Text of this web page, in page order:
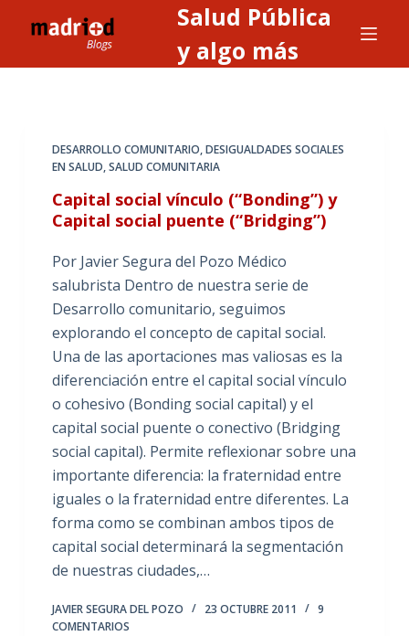
l
Salud Pública
y algo más
DESARROLLO COMUNITARIO,DESIGUALDADES SOCIALES
EN SALUD,SALUD COMUNITARIA
Capital social vínculo (“Bonding”) y
Capital social puente (“Bridging”)
Por Javier Segura del Pozo Médico
salubrista Dentro de nuestra serie de
Desarrollo comunitario, seguimos
explorando el concepto de capital social.
Una de las aportaciones mas valiosas es la
diferenciación entre el capital social vínculo
o cohesivo (Bonding social capital) y el
capital social puente o conectivo (Bridging
social capital). Permite reflexionar sobre una
importante diferencia: la fraternidad entre
iguales o la fraternidad entre diferentes. La
forma como se combinan ambos tipos de
capital social determinará la segmentación
de nuestras ciudades,…
JAVIER SEGURA DEL POZO 23 OCTUBRE 2011
9
COMENTARIOS